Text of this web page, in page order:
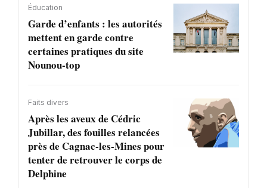
Éducation
Garde d’enfants : les autorités
mettent en garde contre
certaines pratiques du site
Nounou-top
Faits divers
Après les aveux de Cédric
Jubillar, des fouilles relancées
près de Cagnac-les-Mines pour
tenter de retrouver le corps de
Delphine